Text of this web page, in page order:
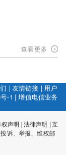
查看更多
| 友情链接 | 用户
-1 |增值电信业务
声明 | 法律声明 | 互
投诉、举报、维权邮